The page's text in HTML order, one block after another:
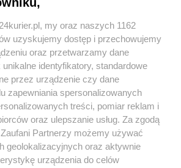
zaufania nowemu rządowi
Szydło (dokumentacja)
się nowymi mediami
3 dni
my oraz naszych 1162
uzyskujemy dostęp i przechowujemy
oraz przetwarzamy dane
identyfikatory, standardowe
przez urządzenie czy dane
zapewniania spersonalizowanych
treści, pomiar reklam i
oraz ulepszanie usług. Za zgodą
Partnerzy możemy używać
geolokalizacyjnych oraz aktywnie
urządzenia do celów